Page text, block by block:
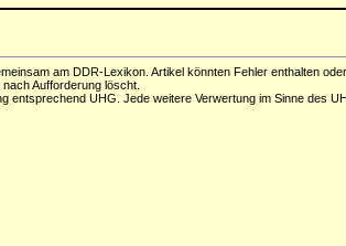
am DDR-Lexikon. Artikel könnten Fehler enthalten
Aufforderung löscht.
UHG. Jede weitere Verwertung im Sinne des